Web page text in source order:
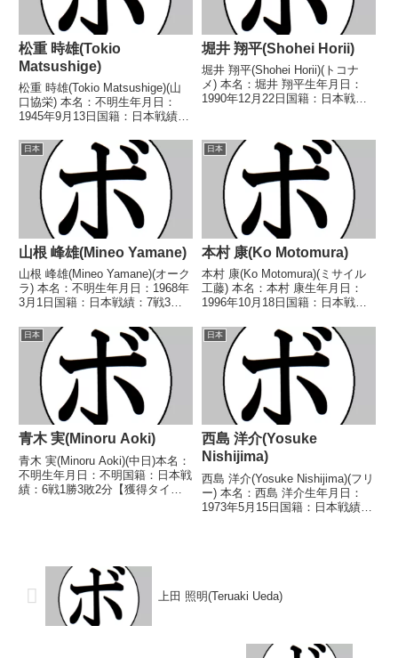
松重 時雄(Tokio
Matsushige)
松重 時雄(Tokio Matsushige)(山
口協栄) 本名：不明生年月日：
1945年9月13日国籍：日本戦績：
ル】なし 【戦歴】1970/01/23
●4R判定 (採点不明) 吉田 猛(東
海)197...
堀井 翔平(Shohei Horii)
堀井 翔平(Shohei Horii)(トコナ
メ) 本名：堀井 翔平生年月日：
1990年12月22日国籍：日本戦
2015/03/29 ○4R判定 3-0(38-
37、38-37...
日本
山根 峰雄(Mineo Yamane)
山根 峰雄(Mineo Yamane)(オーク
ラ) 本名：不明生年月日：1968年
3月1日国籍：日本戦績：7戦3勝2
し 【戦歴】1989/11/06 ○4R判
定 (採点不明) タイガー・ヒット
マン・ヒル(相模原ヨネ...
日本
本村 康(Ko Motomura)
本村 康(Ko Motomura)(ミサイル
工藤) 本名：本村 康生年月日：
1996年10月18日国籍：日本戦
トル】2024年度西部日本ウェル
ター級新人王 【戦歴】
2023/06/25 ○2RTKO 新...
日本
青木 実(Minoru Aoki)
青木 実(Minoru Aoki)(中日)本名：
不明生年月日：不明国籍：日本戦
績：6戦1勝3敗2分【獲得タイト
日本
西島 洋介(Yosuke
Nishijima)
西島 洋介(Yosuke Nishijima)(フリ
ー) 本名：西島 洋介生年月日：
1973年5月15日国籍：日本戦績：
上田 照明(Teruaki Ueda)